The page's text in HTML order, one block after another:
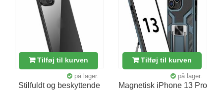
Tilføj til kurven
på lager.
Stilfuldt og beskyttende
Tilføj til kurven
på lager.
Magnetisk iPhone 13 Pro